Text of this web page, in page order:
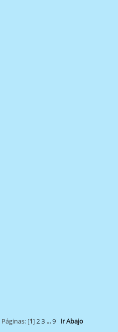
Páginas: [1]2 3 ...9 Ir Abajo